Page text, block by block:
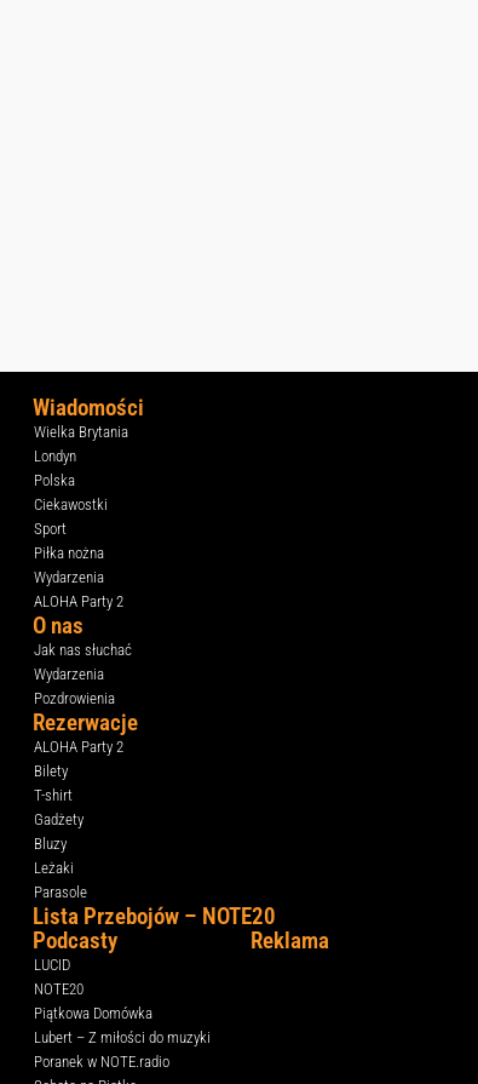
Wiadomości
Wielka Brytania
Londyn
Polska
Ciekawostki
Sport
Piłka nożna
Wydarzenia
ALOHA Party 2
O nas
Jak nas słuchać
Wydarzenia
Pozdrowienia
Rezerwacje
ALOHA Party 2
Bilety
T-shirt
Gadżety
Bluzy
Leżaki
Parasole
Lista Przebojów – NOTE20
Podcasty
LUCID
NOTE20
Piątkowa Domówka
Lubert – Z miłości do muzyki
Poranek w NOTE.radio
Reklama